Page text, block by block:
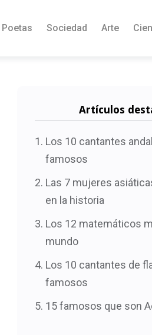
Poetas Sociedad Arte
Artículos
Los 10 cantantes
famosos
Las 7 mujeres
en la historia
Los 12 matemáticos
mundo
Los 10 cantantes de
famosos
15 famosos que son